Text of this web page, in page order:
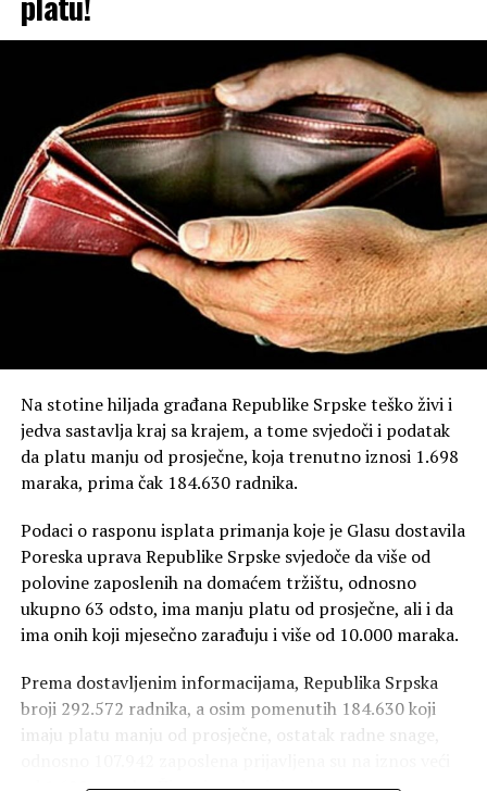
Na stotine hiljada građana Republike Srpske teško živi i
jedva sastavlja kraj sa krajem, a tome svjedoči i podatak
da platu manju od prosječne, koja trenutno iznosi 1.698
maraka, prima čak 184.630 radnika.
Podaci o rasponu isplata primanja koje je Glasu dostavila
Poreska uprava Republike Srpske svjedoče da više od
polovine zaposlenih na domaćem tržištu, odnosno
ukupno 63 odsto, ima manju platu od prosječne, ali i da
ima onih koji mjesečno zarađuju i više od 10.000 maraka.
Prema dostavljenim informacijama, Republika Srpska
broji 292.572 radnika, a osim pomenutih 184.630 koji
imaju platu manju od prosječne, ostatak radne snage,